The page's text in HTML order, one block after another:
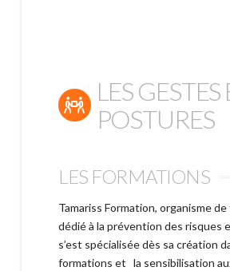
LES GESTES
POSTURES
LES FORMATIONS
Tamariss Formation, organisme
dédié à la prévention des risques
s’est spécialisée dès sa création
formations et la sensibilisation